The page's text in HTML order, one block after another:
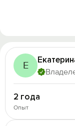
Е
2 года
Опыт